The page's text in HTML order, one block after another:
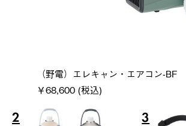
（野電）エレキャン・エアコン-BF
￥68,600 (税込)
2 3